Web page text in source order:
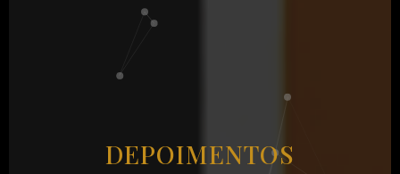
DEPOIMENTOS